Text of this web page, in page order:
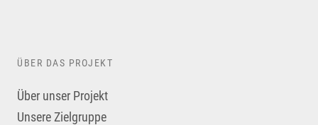
ÜBER DAS PROJEKT
Über unser Projekt
Unsere Zielgruppe